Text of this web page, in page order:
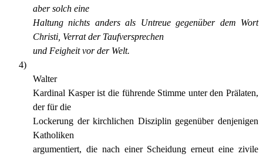
aber solch eine
Haltung nichts anders als Untreue gegenüber dem Wort
Christi, Verrat der Taufversprechen
und Feigheit vor der Welt.
4)
Walter
Kardinal Kasper ist die führende Stimme unter den Prälaten,
der für die
Lockerung der kirchlichen Disziplin gegenüber denjenigen
Katholiken
argumentiert, die nach einer Scheidung erneut eine zivile